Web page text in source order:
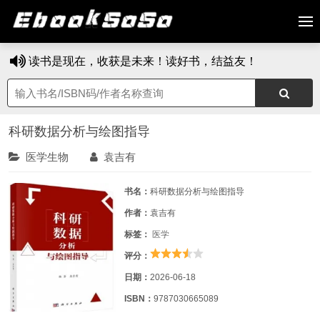
读书是现在，收获是未来！读好书，结益友！
科研数据分析与绘图指导
医学生物 袁吉有
书名： 科研数据分析与绘图指导
作者： 袁吉有
标签： 医学
评分：
日期： 2026-06-18
ISBN： 9787030665089